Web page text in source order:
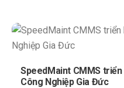
SpeedMaint CMMS
Công Nghiệp Gia Đức